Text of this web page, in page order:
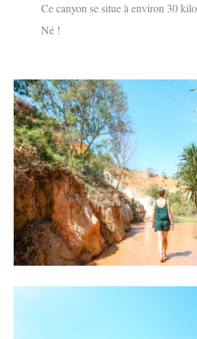
Ce canyon se situe à environ 30
Né !